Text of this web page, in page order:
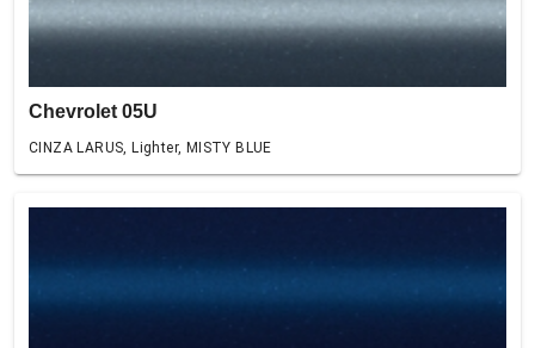
Chevrolet 05U
CINZA LARUS, Lighter, MISTY BLUE